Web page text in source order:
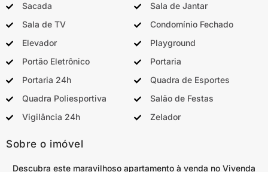
Sacada
Sala de Jantar
Sala de TV
Condomínio Fechado
Elevador
Playground
Portão Eletrônico
Portaria
Portaria 24h
Quadra de Esportes
Quadra Poliesportiva
Salão de Festas
Vigilância 24h
Zelador
Sobre o imóvel
Descubra este maravilhoso apartamento à venda no Vivenda